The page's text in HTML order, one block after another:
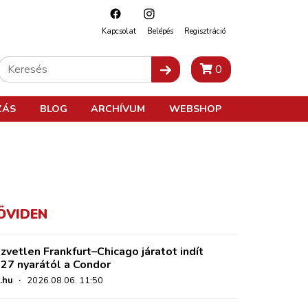
Kapcsolat Belépés Regisztráció
0
BLOG ARCHÍVUM WEBSHOP
Frankfurt–Chicago járatot indít
nyarától a Condor
· 2026.08.06. 11:50